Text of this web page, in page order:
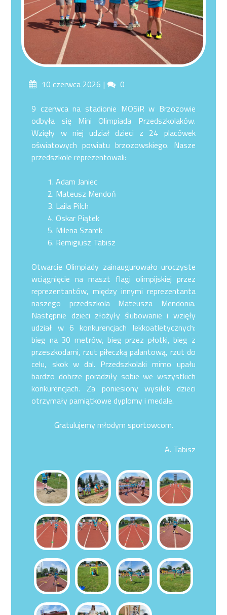
Posted10 czerwca 2026 Comments
0
9 czerwca na stadionie MOSiR w Brzozowie
odbyła się Mini Olimpiada Przedszkolaków.
Wzięły w niej udział dzieci z 24 placówek
oświatowych powiatu brzozowskiego. Nasze
przedszkole reprezentowali:
Adam Janiec
Mateusz Mendoń
Laila Pilch
Oskar Piątek
Milena Szarek
Remigiusz Tabisz
Otwarcie Olimpiady zainaugurowało uroczyste
wciągnięcie na maszt flagi olimpijskiej przez
reprezentantów, między innymi reprezentanta
naszego przedszkola Mateusza Mendonia.
Następnie dzieci złożyły ślubowanie i wzięły
udział w 6 konkurencjach lekkoatletycznych:
bieg na 30 metrów, bieg przez płotki, bieg z
przeszkodami, rzut piłeczką palantową, rzut do
celu, skok w dal. Przedszkolaki mimo upału
bardzo dobrze poradziły sobie we wszystkich
konkurencjach. Za poniesiony wysiłek dzieci
otrzymały pamiątkowe dyplomy i medale.
Gratulujemy młodym sportowcom.
A. Tabisz